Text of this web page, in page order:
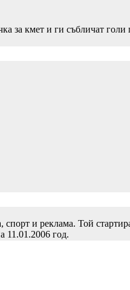
за кмет и ги събличат
и реклама. Той
11.01.2006 год.